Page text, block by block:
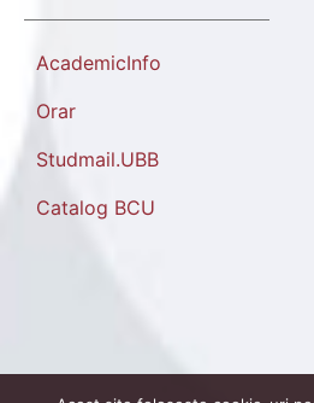
AcademicInfo
Orar
Studmail.UBB
Catalog BCU